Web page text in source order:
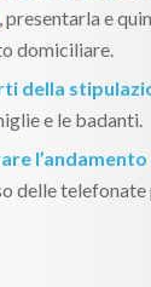
, presentarla e
domiciliare.
della
e le badanti.
delle telefonate